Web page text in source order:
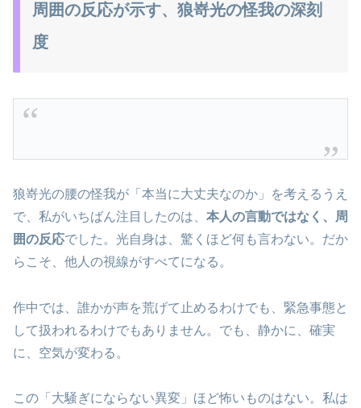
周囲の反応が示す、狼嵜光の怪我の深刻
度
狼嵜光の腰の怪我が「本当に大丈夫なのか」を考えるうえ
で、私がいちばん注目したのは、 本人の言動ではなく、周
囲の反応でした。光自身は、驚くほど何も言わない。だか
らこそ、他人の視線がすべてになる。
作中では、誰かが声を荒げて止めるわけでも、緊急事態と
して扱われるわけでもありません。でも、静かに、確実
に、空気が変わる。
この「大騒ぎにならない異変」ほど怖いものはない。私は